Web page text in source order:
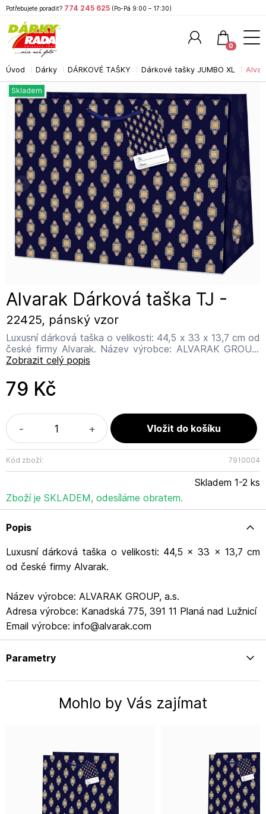
Úvod Dárky DÁRKOVÉ TAŠKY Dárkové tašky JUMBO XL
Alvarak Dárková taška TJ -
22425, pánský vzor
Luxusní dárková taška o velikosti: 44,5 x 33 x 13,7 cm od
české firmy Alvarak. Název výrobce: ALVARAK GROUP,
a.s. Adresa výrobce: Kanadská 775, 391 11 Planá nad
Zobrazit celý popis
Skladem
79 Kč
- +
Kód zboží: 7910004
Skladem 1-2 ks
Zboží je SKLADEM, odesíláme obratem.
Popis
Luxusní dárková taška o velikosti: 44,5 x 33 x 13,7 cm
od české firmy Alvarak.
Název výrobce: ALVARAK GROUP, a.s.
Adresa výrobce: Kanadská 775, 391 11 Planá nad Lužnicí
Email výrobce: info@alvarak.com
Parametry
Mohlo by Vás zajímat
Potřebujete poradit? 774 245 625 (Po-Pá 9:00 – 17:30)
0